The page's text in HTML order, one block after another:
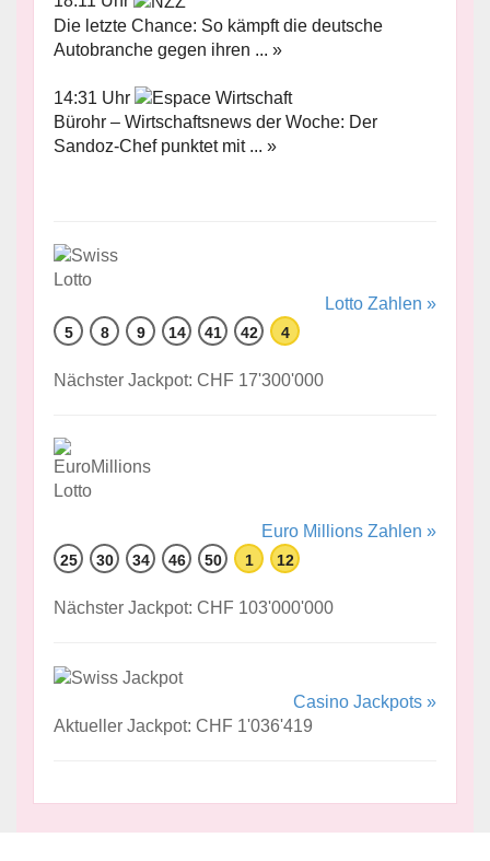
Die letzte Chance: So kämpft die deutsche
Autobranche gegen ihren ... »
14:31 Uhr
Bürohr – Wirtschaftsnews der Woche: Der
Sandoz-Chef punktet mit ... »
Lotto Zahlen »
5 8 9 14 41 42 4
Nächster Jackpot: CHF 17'300'000
Euro Millions Zahlen »
25 30 34 46 50 1 12
Nächster Jackpot: CHF 103'000'000
Casino Jackpots »
Aktueller Jackpot: CHF 1'036'419